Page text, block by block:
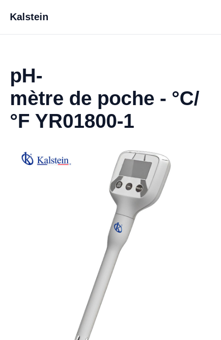
Kalstein
pH-
mètre de poche - °C/
°F YR01800-1